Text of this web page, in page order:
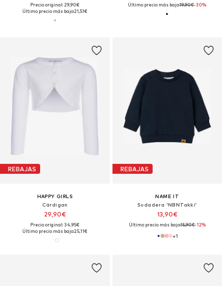
Precio original: 29,90€
Último precio más bajo:21,51€
Último precio más bajo:19,90€-30%
REBAJAS
HAPPY GIRLS
Cárdigan
29,90€
Precio original: 34,95€
Último precio más bajo:25,11€
REBAJAS
NAME IT
Sudadera 'NBNTakki'
13,90€
Último precio más bajo:15,90€-12%
+1